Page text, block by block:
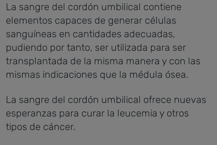
La sangre del cordón umbilical contiene
elementos capaces de generar células
sanguíneas en cantidades adecuadas,
pudiendo por tanto, ser utilizada para ser
transplantada de la misma manera y con las
mismas indicaciones que la médula ósea.
La sangre del cordón umbilical ofrece nuevas
esperanzas para curar la leucemia y otros
tipos de cáncer.